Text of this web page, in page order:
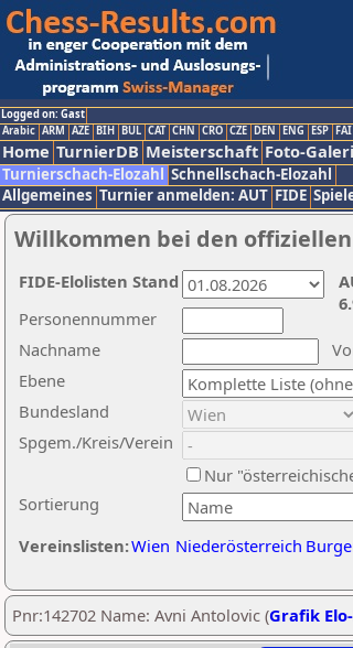
Logged on: Gast
Arabic ARM AZE BIH BUL CAT CHN CRO CZE DEN ENG ESP FAI
Home TurnierDB Meisterschaft Foto-
Turnierschach-Elozahl Schnellschach-Elozahl
Allgemeines Turnier anmelden: AUT FIDE
Willkommen bei den offiziellen
Nachname
Ebene
Sortierung
Personennummer
Bundesland
Spgem./Kreis/Verein
Nur
Vereinslisten:Wien Niederösterreich
FIDE-Elolisten Stand
Pnr:142702 Name: Avni Antolovic (Grafik